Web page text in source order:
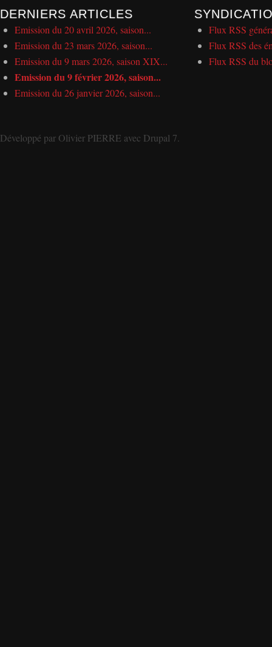
DERNIERS ARTICLES
Emission du 20 avril 2026, saison...
Emission du 23 mars 2026, saison...
Emission du 9 mars 2026, saison XIX...
Emission du 9 février 2026, saison...
Emission du 26 janvier 2026, saison...
Flux RSS
Flux RSS des
Flux RSS du
Développé par Olivier PIERRE avec Drupal 7